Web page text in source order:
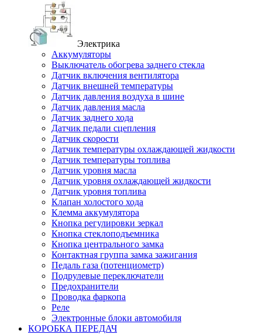
Электрика
Аккумуляторы
Выключатель обогрева заднего стекла
Датчик включения вентилятора
Датчик внешней температуры
Датчик давления воздуха в шине
Датчик давления масла
Датчик заднего хода
Датчик педали сцепления
Датчик скорости
Датчик температуры охлаждающей жидкости
Датчик температуры топлива
Датчик уровня масла
Датчик уровня охлаждающей жидкости
Датчик уровня топлива
Клапан холостого хода
Клемма аккумулятора
Кнопка регулировки зеркал
Кнопка стеклоподъемника
Кнопка центрального замка
Контактная группа замка зажигания
Педаль газа (потенциометр)
Подрулевые переключатели
Предохранители
Проводка фаркопа
Реле
Электронные блоки автомобиля
КОРОБКА ПЕРЕДАЧ